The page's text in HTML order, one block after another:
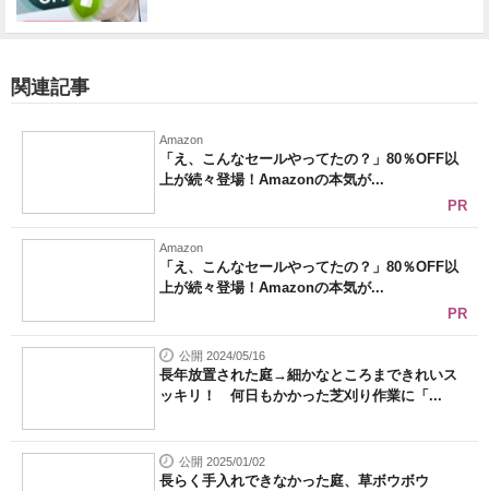
関連記事
Amazon
「え、こんなセールやってたの？」80％OFF以
上が続々登場！Amazonの本気が...
PR
Amazon
「え、こんなセールやってたの？」80％OFF以
上が続々登場！Amazonの本気が...
PR
公開 2024/05/16
長年放置された庭→細かなところまできれいス
ッキリ！ 何日もかかった芝刈り作業に「...
公開 2025/01/02
長らく手入れできなかった庭、草ボウボウ